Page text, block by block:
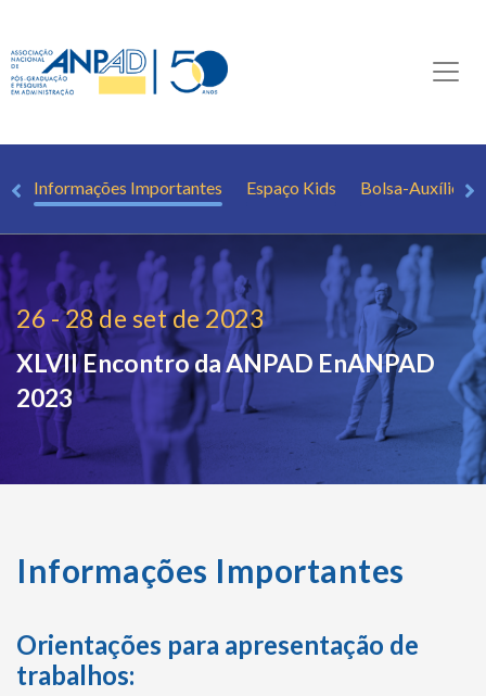
Informações Importantes Espaço Kids Bolsa-Auxílio
26 - 28 de set de 2023
XLVII Encontro da ANPAD EnANPAD
2023
Informações Importantes
Orientações para apresentação de
trabalhos: